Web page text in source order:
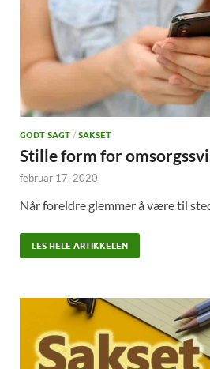
GODT SAGT / SAKSET
Stille form for
februar 17, 2020
Når foreldre glemmer å være til
LES HELE ARTIKKELEN